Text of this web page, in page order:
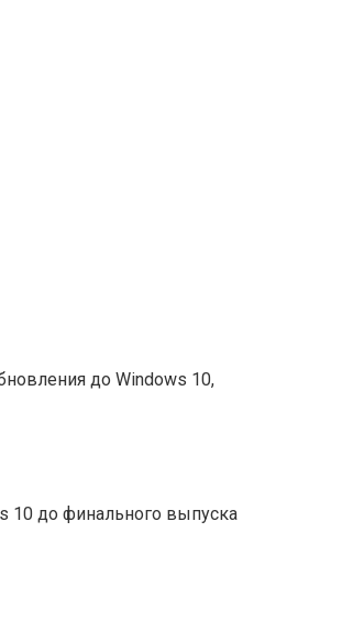
до Windows 10,
10 до финального выпуска